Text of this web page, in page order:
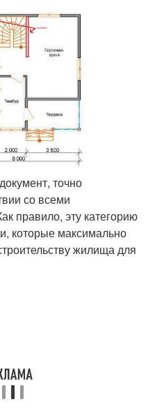
точно
со всеми
правило, эту категорию
которые максимально
жилища для